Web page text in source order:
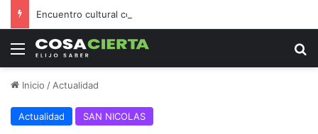
Encuentro cultural con arte, música y una feria abierta
Menú
Inicio / Actualidad
Actualidad SAN NICOLAS